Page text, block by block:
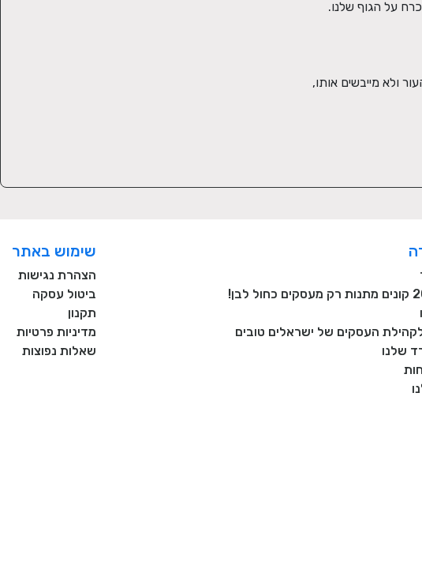
העסקים של ישראלים טובים
שלנו
שימוש באתר
הצהרת נגישות
ביטול עסקה
תקנון
מדיניות פרטיות
שאלות נפוצות